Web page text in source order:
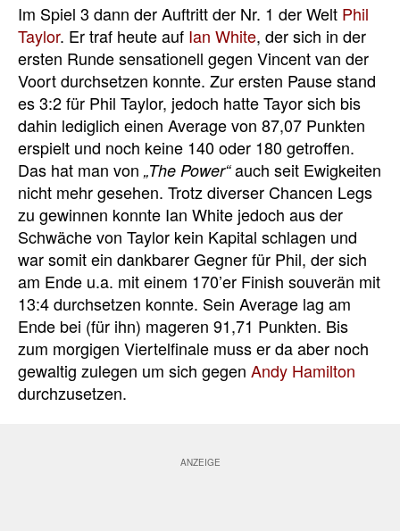
Im Spiel 3 dann der Auftritt der Nr. 1 der Welt Phil
Taylor. Er traf heute auf Ian White, der sich in der
ersten Runde sensationell gegen Vincent van der
Voort durchsetzen konnte. Zur ersten Pause stand
es 3:2 für Phil Taylor, jedoch hatte Tayor sich bis
dahin lediglich einen Average von 87,07 Punkten
erspielt und noch keine 140 oder 180 getroffen.
Das hat man von „The Power“auch seit Ewigkeiten
nicht mehr gesehen. Trotz diverser Chancen Legs
zu gewinnen konnte Ian White jedoch aus der
Schwäche von Taylor kein Kapital schlagen und
war somit ein dankbarer Gegner für Phil, der sich
am Ende u.a. mit einem 170’er Finish souverän mit
13:4 durchsetzen konnte. Sein Average lag am
Ende bei (für ihn) mageren 91,71 Punkten. Bis
zum morgigen Viertelfinale muss er da aber noch
gewaltig zulegen um sich gegen Andy Hamilton
durchzusetzen.